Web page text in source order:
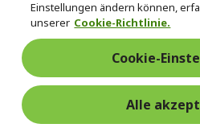
Kostenloser
Versand
vor
dem
© 2026 Acer Inc.
CPYou BV ist der autorisierte
Produkte und Dienstleistungen, die
Einstellungen ändern können,
unserer Cookie-Richtlinie.
Cookie-
Alle